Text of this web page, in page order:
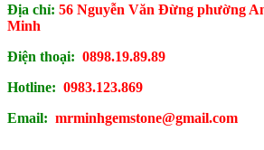
Địa chỉ: 56 Nguyễn Văn Đừng phường
Minh
Điện thoại: 0898.19.89.89
Hotline: 0983.123.869
Email: mrminhgemstone@gmail.com